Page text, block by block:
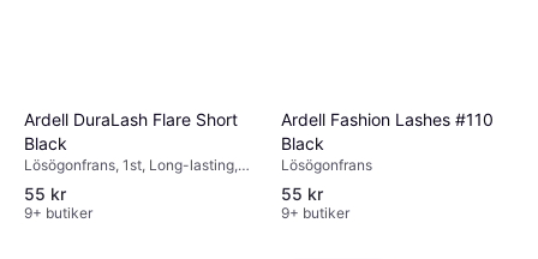
Ardell DuraLash Flare Short
Black
Lösögonfrans, 1st, Long-lasting,
Matt, Vattenfast
55 kr
9+ butiker
Ardell Fashion Lashes #110
Black
Lösögonfrans
55 kr
9+ butiker